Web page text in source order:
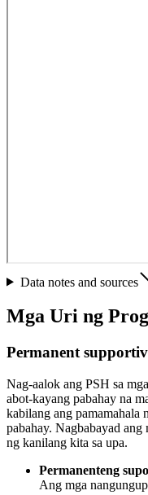
Data notes and sources
Mga Uri ng
Permanent
Nag-aalok ang PSH sa
abot-kayang pabahay na
kabilang ang pamamahala
pabahay. Nagbabayad
ng kanilang kita sa upa.
Permanenteng
Ang mga